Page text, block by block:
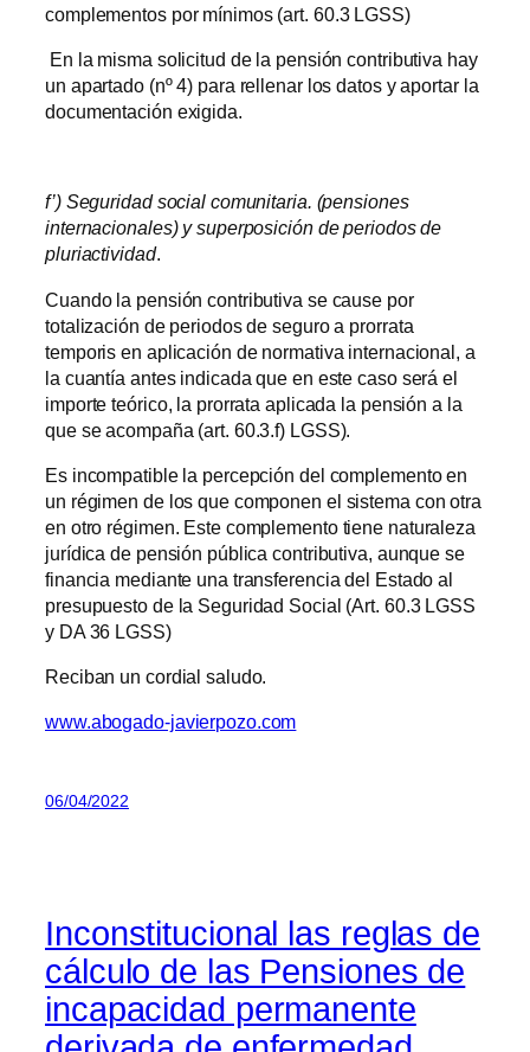
complementos por mínimos (art. 60.3 LGSS)
En la misma solicitud de la pensión contributiva hay
un apartado (nº 4) para rellenar los datos y aportar la
documentación exigida.
f’) Seguridad social comunitaria. (pensiones
internacionales) y superposición de periodos de
pluriactividad.
Cuando la pensión contributiva se cause por
totalización de periodos de seguro a prorrata
temporis en aplicación de normativa internacional, a
la cuantía antes indicada que en este caso será el
importe teórico, la prorrata aplicada la pensión a la
que se acompaña (art. 60.3.f) LGSS).
Es incompatible la percepción del complemento en
un régimen de los que componen el sistema con otra
en otro régimen. Este complemento tiene naturaleza
jurídica de pensión pública contributiva, aunque se
financia mediante una transferencia del Estado al
presupuesto de la Seguridad Social (Art. 60.3 LGSS
y DA 36 LGSS)
Reciban un cordial saludo.
www.abogado-javierpozo.com
06/04/2022
Inconstitucional las reglas de
cálculo de las Pensiones de
incapacidad permanente